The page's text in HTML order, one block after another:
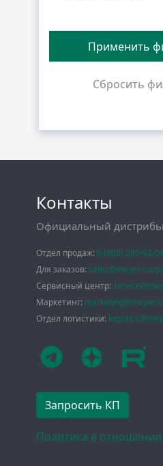
Контакты
Официальный
Отдел продаж: 8 (800) 200-93-
Для заказов: sales@meyer-
Сервисный центр:
Маркетинг: marketing@meyer-
Отдел логистики:
Запросить КП
Политика в